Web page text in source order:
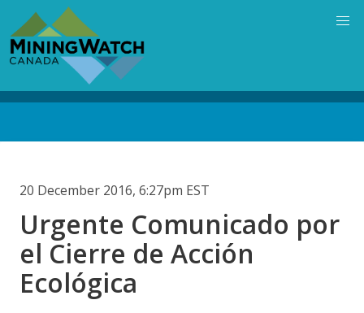
main
content
20 December 2016, 6:27pm EST
Urgente Comunicado por
el Cierre de Acción
Ecológica